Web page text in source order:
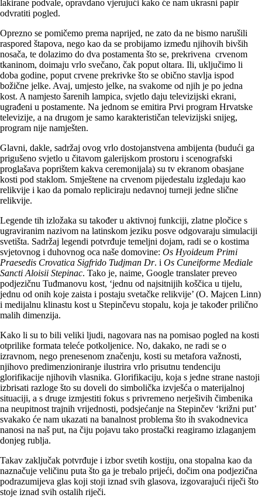
lakirane podvale, opravdano vjerujući kako će nam ukrasni papir
odvratiti pogled.
Oprezno se pomičemo prema naprijed, ne zato da ne bismo narušili
raspored štapova, nego kao da se probijamo između njihovih bivših
nosača, te dolazimo do dva postamenta što se, prekrivena crvenom
tkaninom, doimaju vrlo svečano, čak poput oltara. Ili, uključimo li
doba godine, poput crvene prekrivke što se obično stavlja ispod
božične jelke. Avaj, umjesto jelke, na svakome od njih je po jedna
kost. A namjesto šarenih lampica, svjetlo daju televizijski ekrani,
ugrađeni u postamente. Na jednom se emitira Prvi program Hrvatske
televizije, a na drugom je samo karakterističan televizijski snijeg,
program nije namješten.
Glavni, dakle, sadržaj ovog vrlo dostojanstvena ambijenta (budući ga
prigušeno svjetlo u čitavom galerijskom prostoru i scenografski
proglašava poprištem kakva ceremonijala) su tv ekranom obasjane
kosti pod staklom. Smještene na crvenom pijedestalu izgledaju kao
relikvije i kao da pomalo repliciraju nedavnoj turneji jedne slične
relikvije.
Legende tih izložaka su također u aktivnoj funkciji, zlatne pločice s
ugraviranim nazivom na latinskom jeziku posve odgovaraju simulaciji
svetišta. Sadržaj legendi potvrđuje temeljni dojam, radi se o kostima
svjetovnog i duhovnog oca naše domovine: Os Hyoideum Primi
Praesedis Crovatica Sigfrido Tudjman Dr. i Os Cuneiforme Mediale
Sancti Aloisii Stepinac. Tako je, naime, Google translater preveo
podjezičnu Tuđmanovu kost, ‘jednu od najsitnijih koščica u tijelu,
jednu od onih koje zaista i postaju svetačke relikvije’ (O. Majcen Linn)
i medijalnu klinastu kost u Stepinčevu stopalu, koja je također prilično
malih dimenzija.
Kako li su to bili veliki ljudi, nagovara nas na pomisao pogled na kosti
otprilike formata teleće potkoljenice. No, dakako, ne radi se o
izravnom, nego prenesenom značenju, kosti su metafora važnosti,
njihovo predimenzioniranje ilustrira vrlo prisutnu tendenciju
glorifikacije njihovih vlasnika. Glorifikaciju, koja s jedne strane nastoji
izbrisati razloge što su doveli do simbolička izvješća o materijalnoj
situaciji, a s druge izmjestiti fokus s privremeno nerješivih čimbenika
na neupitnost trajnih vrijednosti, podsjećanje na Stepinčev ‘križni put’
svakako će nam ukazati na banalnost problema što ih svakodnevica
nanosi na naš put, na čiju pojavu tako prostački reagiramo izlaganjem
donjeg rublja.
Takav zaključak potvrđuje i izbor svetih kostiju, ona stopalna kao da
naznačuje veličinu puta što ga je trebalo prijeći, dočim ona podjezična
podrazumijeva glas koji stoji iznad svih glasova, izgovarajući riječi što
stoje iznad svih ostalih riječi.